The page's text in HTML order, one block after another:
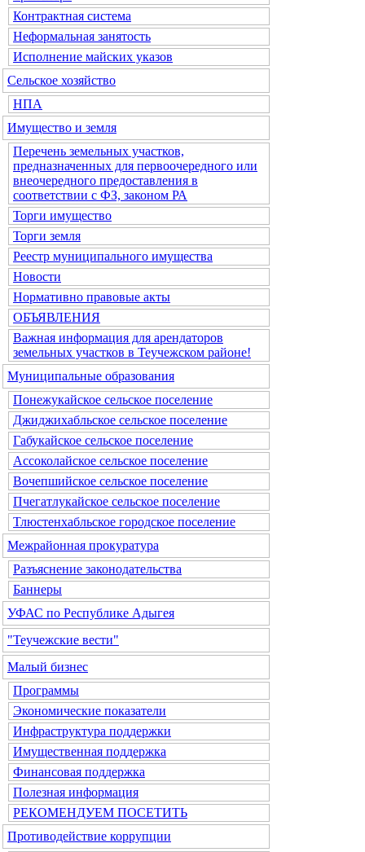
Контрактная система
Неформальная занятость
Исполнение майских указов
Сельское хозяйство
НПА
Имущество и земля
Перечень земельных участков,
предназначенных для первоочередного или
внеочередного предоставления в
соответствии с ФЗ, законом РА
Торги имущество
Торги земля
Реестр муниципального имущества
Новости
Нормативно правовые акты
ОБЪЯВЛЕНИЯ
Важная информация для арендаторов
земельных участков в Теучежском районе!
Муниципальные образования
Понежукайское сельское поселение
Джиджихабльское сельское поселение
Габукайское сельское поселение
Ассоколайское сельское поселение
Вочепшийское сельское поселение
Пчегатлукайское сельское поселение
Тлюстенхабльское городское поселение
Межрайонная прокуратура
Разъяснение законодательства
Баннеры
УФАС по Республике Адыгея
"Теучежские вести"
Малый бизнес
Программы
Экономические показатели
Инфраструктура поддержки
Имущественная поддержка
Финансовая поддержка
Полезная информация
РЕКОМЕНДУЕМ ПОСЕТИТЬ
Противодействие коррупции